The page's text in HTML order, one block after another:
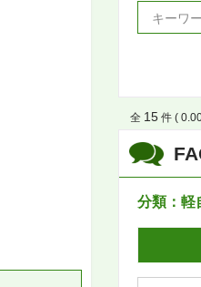
分類：軽
全 15 件 (